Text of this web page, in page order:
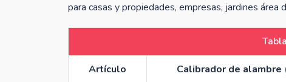
para casas y propiedades, empresas, jardines área
Artículo Calibrador de alambre